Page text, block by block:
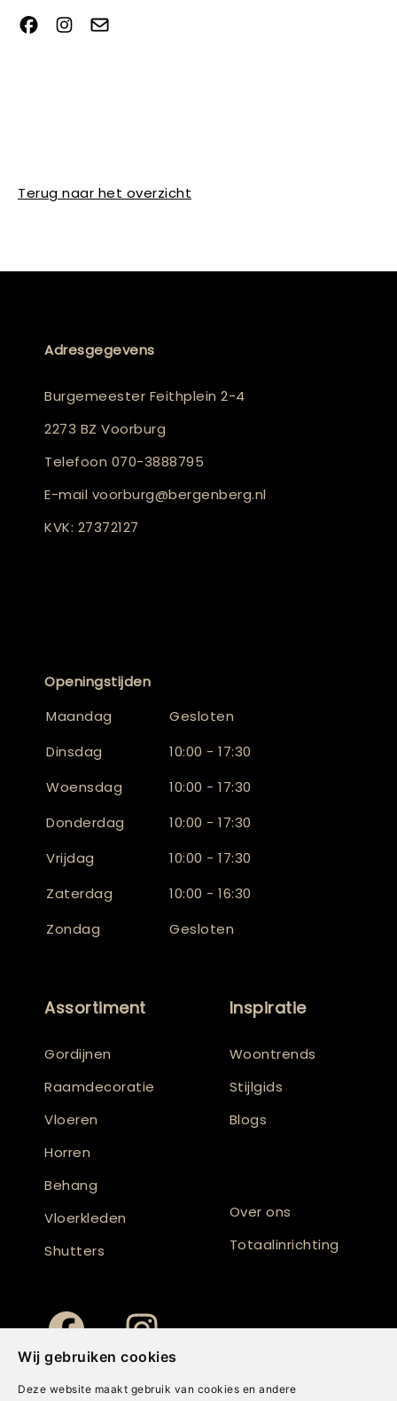
Wij gebruiken cookies
Deze website maakt gebruik van cookies en andere
Terug naar het overzicht
Adresgegevens
Burgemeester Feithplein 2-4
2273 BZ Voorburg
Telefoon 070-3888795
E-mail voorburg@bergenberg.nl
KVK: 27372127
Openingstijden
Maandag
Gesloten
Dinsdag
10:00 - 17:30
Woensdag
10:00 - 17:30
Donderdag
10:00 - 17:30
Vrijdag
10:00 - 17:30
Zaterdag
10:00 - 16:30
Zondag
Gesloten
Assortiment
Gordijnen
Raamdecoratie
Vloeren
Horren
Behang
Vloerkleden
Shutters
Inspiratie
Woontrends
Stijlgids
Blogs
Over ons
Totaalinrichting